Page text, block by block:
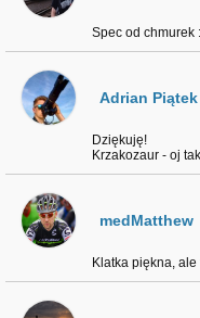
Spec od chmurek
Adrian Piątek
Dziękuję!
Krzakozaur - oj
medMatthew
Klatka piękna,